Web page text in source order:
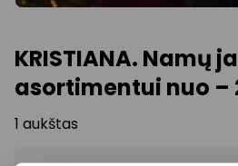
KRISTIANA. Namų
asortimentui nuo –
1 aukštas